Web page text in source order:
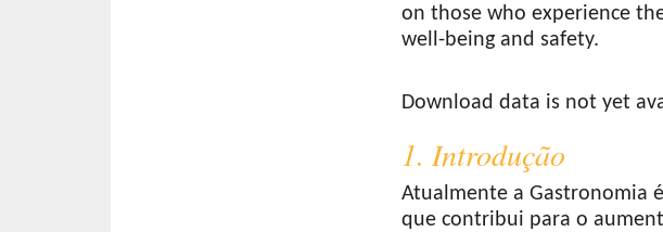
on those who experience
well-being and safety.
Download data is not yet
1. Introdução
Atualmente a Gastronomia
que contribui para o